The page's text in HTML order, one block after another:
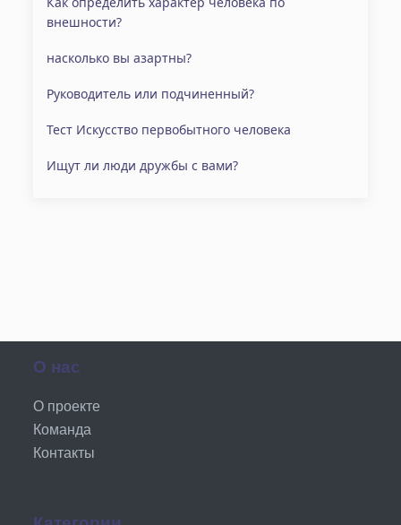
внешности?
насколько вы азартны?
Руководитель или подчиненный?
Тест Искусство первобытного человека
Ищут ли люди дружбы с вами?
О нас
О проекте
Команда
Контакты